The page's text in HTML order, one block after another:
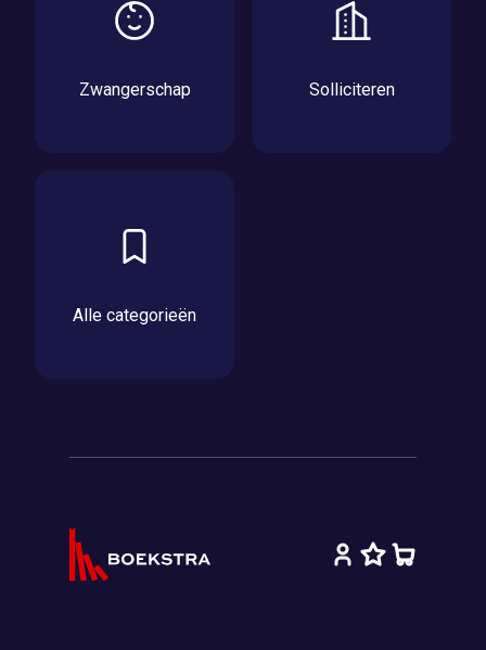
Zwangerschap Solliciteren
Alle categorieën